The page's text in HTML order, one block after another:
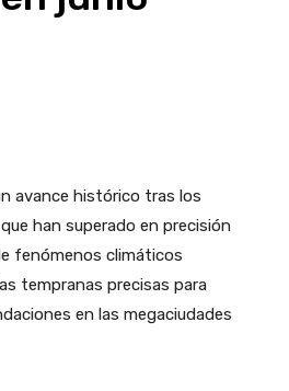
avance histórico tras los
han superado en precisión
fenómenos climáticos
tempranas precisas para
en las megaciudades